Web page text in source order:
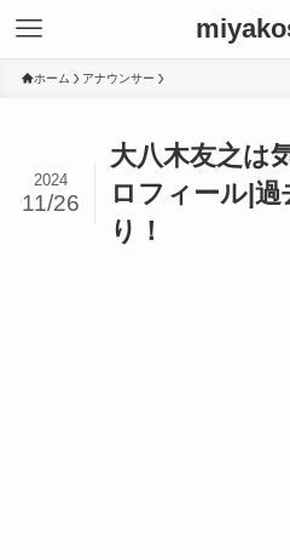
ホーム アナウンサー
大八木友之は
ロフィール|
り！
2024
11/26